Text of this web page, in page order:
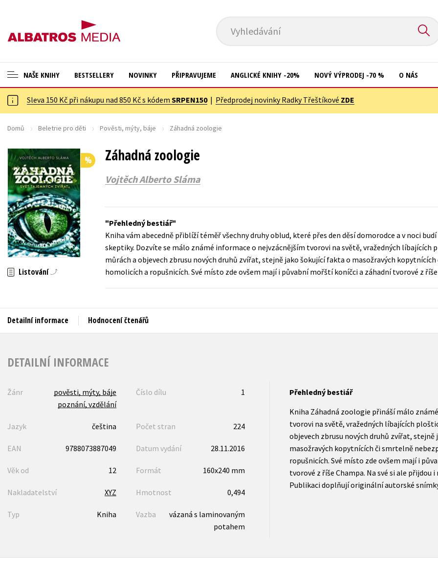
Vyhledávání
NAŠE KNIHY
ANGLICKÉ KNIHY -20 %
NOVÝ VÝPRODEJ -70 %
ASTERIX S DÁRKEM
🎁DÁRKOVÉ PUBLIKACE
✉️ DÁRKOVÉ POUKAZY
Auto - moto
Beletrie pro děti
Beletrie pro dospělé
Cestování
Dárkové publikace
Digitální fotografie
Esoterika a duchovní svět
Hobby
Jazyky
Kariéra a osobní rozvoj
Populárně - naučné pro děti
Předškoláci
Příroda a zahrada
Young adult (SK)
Zahraniční literatura
Zdraví a životní styl
BESTSELLERY NOVINKY PŘIPRAVUJEME ANGLICKÉ KNIHY -20% NOVÝ VÝPRODEJ -70 % O NÁS
Sleva 150 Kč při nákupu nad 850 Kč s kódem SRPEN150| Předprodej novinky Radky Třeštíkové ZDE
Domů Beletrie pro děti Pověsti, mýty, báje Záhadná zoologie
Záhadná zoologie
Vojtěch Alberto Sláma
%
Listování
Přehledný bestiář
Kniha vám abecedně přiblíží téměř všechny druhy oblud, které přes den děsí domorodce a v noci
skeptiky. Dozvíte se málo známé informace o nejvzácnějším tvorovi na světě, vražedných líbajících
můrách a objevech zbrusu nových druhů zvířat, stejně jako šokující fakta o masožravých
homolicích a ropušnicích. Své místo zde ovšem mají i půvabní mořští koníčci a záhadní tvorové z říše
Detailní informace Hodnocení čtenářů
DETAILNÍ INFORMACE
Žánr
pověsti, mýty, báje
poznání, vzdělání
Číslo dílu 1
Jazyk čeština Počet stran 224
EAN 9788073887049 Datum vydání 28.11.2016
Věk od 12 Formát 160x240 mm
Nakladatelství XYZ Hmotnost 0,494
Typ Kniha Vazba
vázaná s laminovaným
potahem
Přehledný bestiář
Kniha Záhadná zoologie přináší málo
tvorovi na světě, vražedných líbajících
objevech zbrusu nových druhů zvířat, stejně
masožravých kopytnících či smrtelně
ropušnicích. Své místo zde ovšem mají i
tvorové z říše Champa. Na své si ale
Publikaci doplňují originální autorské